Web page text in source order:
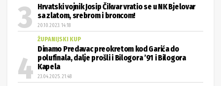
Hrvatski vojnik Josip Čikvar vratio se u NK Bjelovar
sa zlatom, srebrom i broncom!
20.10.2023. 14:18
ŽUPANIJSKI KUP
Dinamo Predavac preokretom kod Garića do
polufinala, dalje prošli i Bilogora ’91 i Bilogora
Kapela
23.04.2025. 21:48